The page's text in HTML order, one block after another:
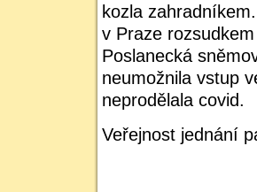
kozla zahradníkem.
v Praze
Poslanecká
neumožnila vstup
neprodělala covid.
Veřejnost jednání